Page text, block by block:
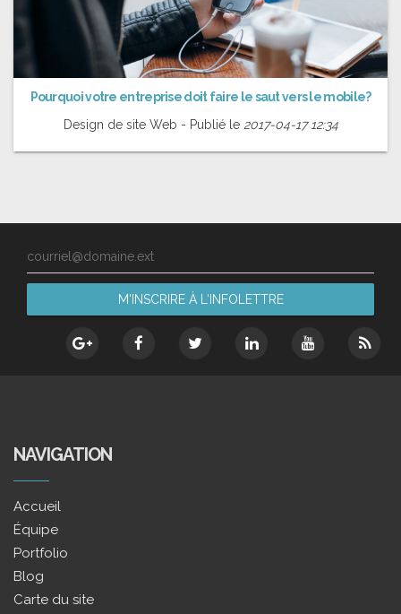
Pourquoi votre entreprise doit faire le saut vers le mobile?
Design de site Web - Publié le 2017-04-17 12:34
courriel@domaine.ext
NAVIGATION
Accueil
Équipe
Portfolio
Blog
Carte du site